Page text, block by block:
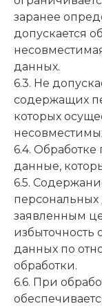
заранее
допускается
данных.
6.3. Не
содержащих
которых
6.4.
данные,
6.5.
персональных
заявленным
избыточность
данных по
обработки.
6.6. При